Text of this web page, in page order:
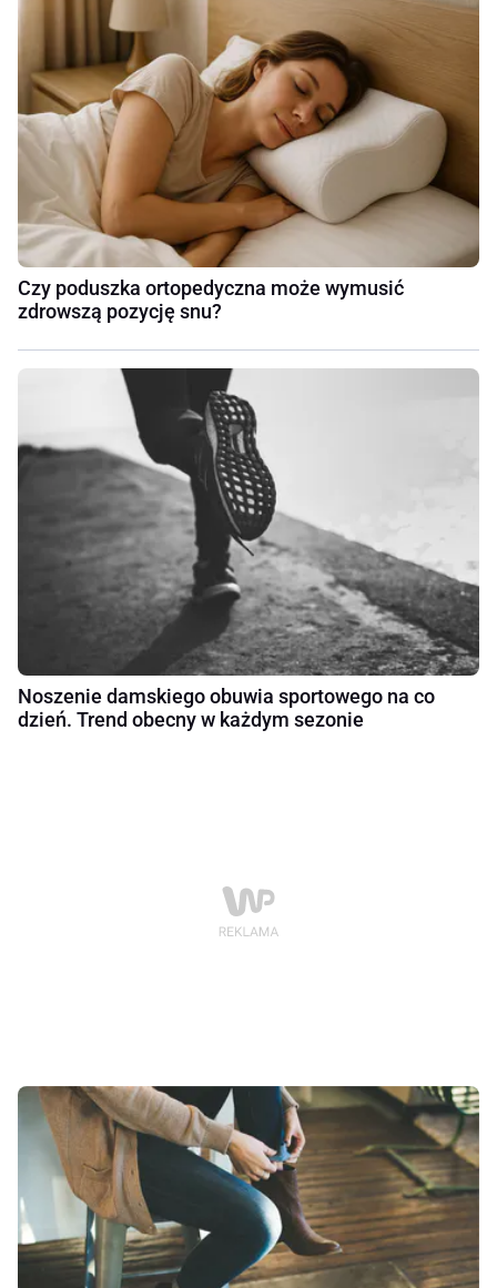
Czy poduszka ortopedyczna może wymusić
zdrowszą pozycję snu?
Noszenie damskiego obuwia sportowego na co
dzień. Trend obecny w każdym sezonie